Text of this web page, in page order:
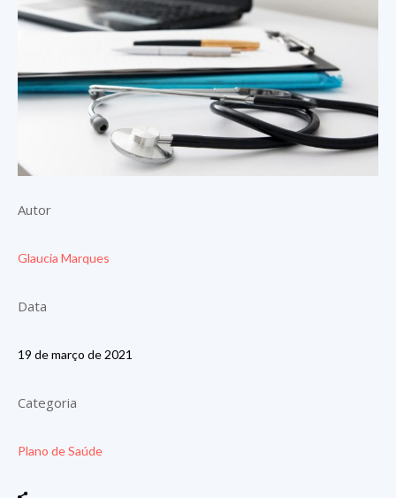
Autor
Glaucia Marques
Data
19 de março de 2021
Categoria
Plano de Saúde